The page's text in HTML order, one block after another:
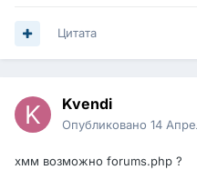
Цитата
Kvendi
Опубликовано 14
хмм возможно forums.php ?